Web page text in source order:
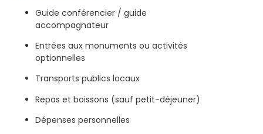
Guide conférencier / guide
accompagnateur
Entrées aux monuments ou activités
optionnelles
Transports publics locaux
Repas et boissons (sauf petit-déjeuner)
Dépenses personnelles